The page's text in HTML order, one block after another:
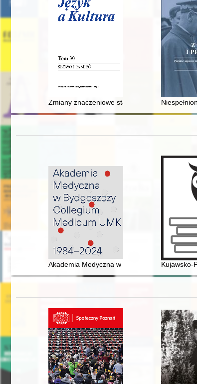
Zmiany znaczeniowe staropolskich
Akademia Medyczna w BydgoszczyKujawsko-